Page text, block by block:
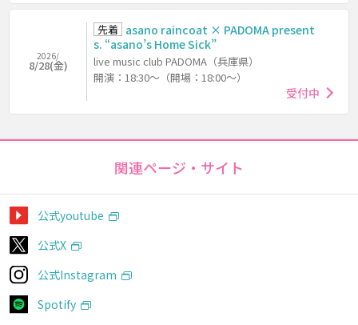
2026/
8/28(金)
先着 asano raincoat × PADOMA present
s. “asano’s Home Sick”
live music club PADOMA（兵庫県）
開演：18:30～（開場：18:00～）
受付中
関連ページ・サイト
公式youtube
公式X
公式Instagram
Spotify